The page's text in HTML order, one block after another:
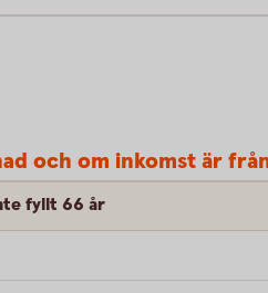
och om inkomst är
fyllt 66 år